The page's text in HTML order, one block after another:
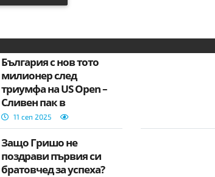
България с нов тото
милионер след
триумфа на US Open –
Сливен пак в
светлината на
прожекторите
11 сеп 2025
Защо Гришо не
поздрави първия си
братовчед за успеха?